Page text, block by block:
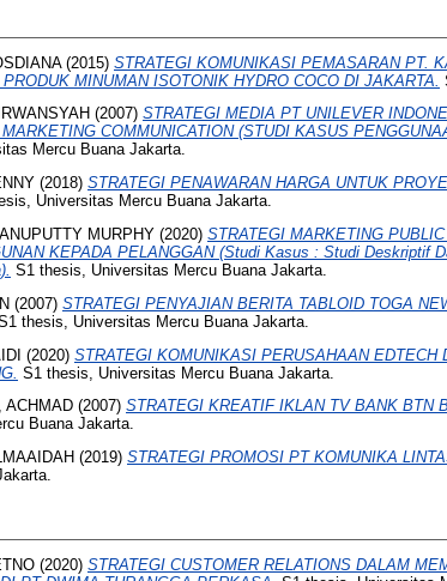
(2015) STRATEGI KOMUNIKASI PEMASARAN PT.
MINUMAN ISOTONIK HYDRO COCO DI JAKARTA.
(2007) STRATEGI MEDIA PT UNILEVER
COMMUNICATION (STUDI KASUS
Mercu Buana Jakarta.
(2018) STRATEGI PENAWARAN HARGA UNTUK
Universitas Mercu Buana Jakarta.
MURPHY (2020) STRATEGI MARKETING
KEPADA PELANGGAN (Studi Kasus : Studi Deskriptif
S1 thesis, Universitas Mercu Buana Jakarta.
(2007) STRATEGI PENYAJIAN BERITA TABLOID TOGA
thesis, Universitas Mercu Buana Jakarta.
(2020) STRATEGI KOMUNIKASI PERUSAHAAN
S1 thesis, Universitas Mercu Buana Jakarta.
ACHMAD (2007) STRATEGI KREATIF IKLAN TV BANK BTN
Buana Jakarta.
(2019) STRATEGI PROMOSI PT KOMUNIKA
(2020) STRATEGI CUSTOMER RELATIONS DALAM